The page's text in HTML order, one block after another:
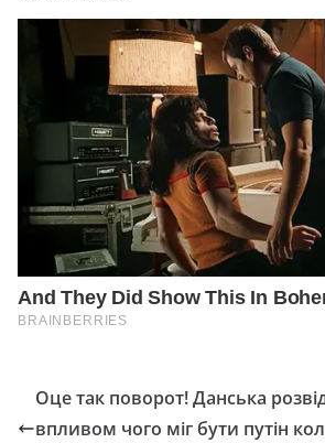
Оце так поворот! Данська
впливом чого міг бути путін